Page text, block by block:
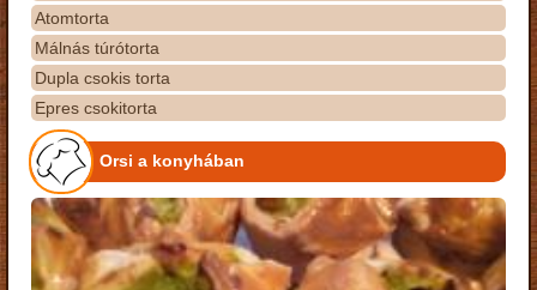
Atomtorta
Málnás túrótorta
Dupla csokis torta
Epres csokitorta
Orsi a konyhában